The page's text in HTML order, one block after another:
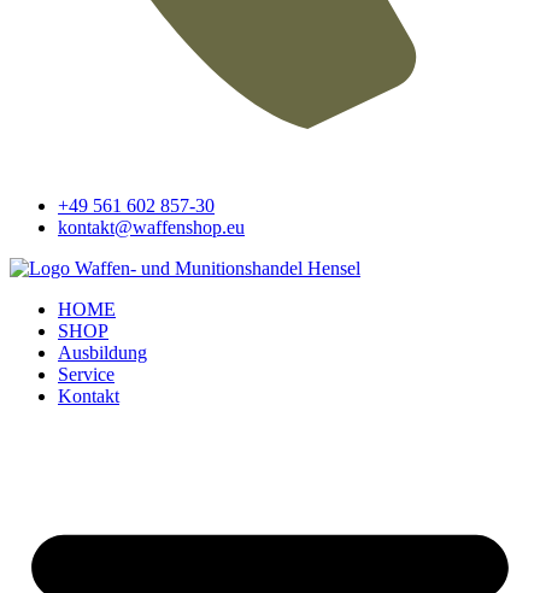
+49 561 602 857-30
kontakt@waffenshop.eu
HOME
SHOP
Ausbildung
Service
Kontakt